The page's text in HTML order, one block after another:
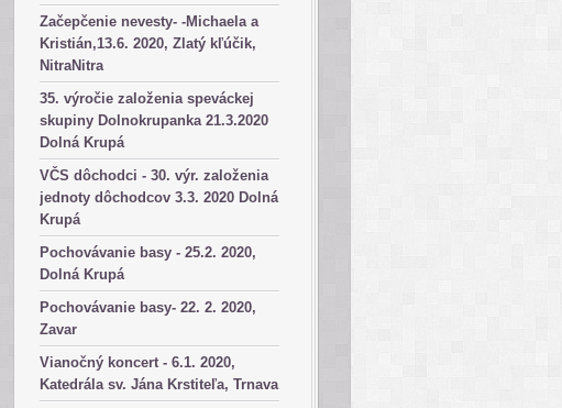
Začepčenie nevesty- -Michaela a
Kristián,13.6. 2020, Zlatý kľúčik,
NitraNitra
35. výročie založenia speváckej
skupiny Dolnokrupanka 21.3.2020
Dolná Krupá
VČS dôchodci - 30. výr. založenia
jednoty dôchodcov 3.3. 2020 Dolná
Krupá
Pochovávanie basy - 25.2. 2020,
Dolná Krupá
Pochovávanie basy- 22. 2. 2020,
Zavar
Vianočný koncert - 6.1. 2020,
Katedrála sv. Jána Krstiteľa, Trnava